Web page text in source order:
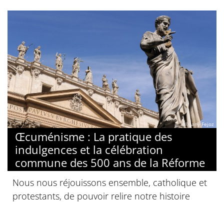
© Jany Fejoz
Œcuménisme : La pratique des
indulgences et la célébration
commune des 500 ans de la Réforme
Nous nous réjouissons ensemble, catholique et
protestants, de pouvoir relire notre histoire